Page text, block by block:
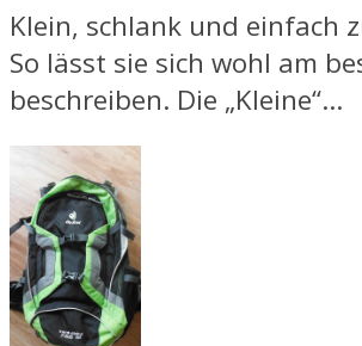
Klein, schlank und einfach
So lässt sie sich wohl am
beschreiben. Die „Kleine“...